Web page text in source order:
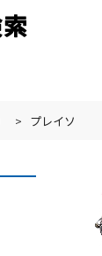
> プレイソ